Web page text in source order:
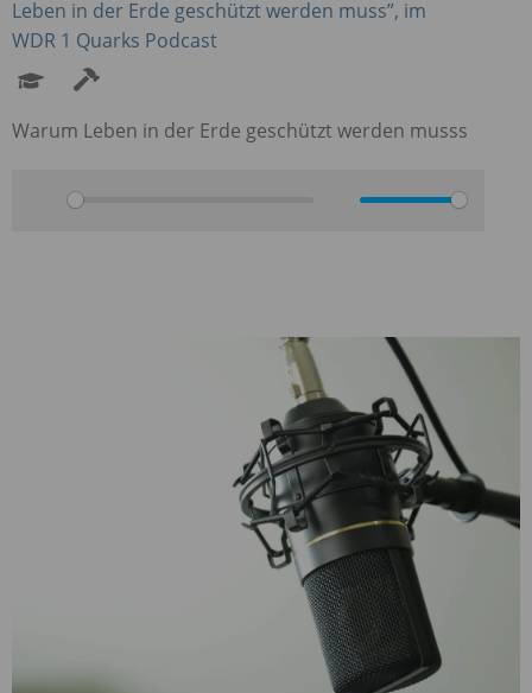
Leben in der Erde geschützt werden muss”, im
WDR 1 Quarks Podcast
Warum Leben in der Erde geschützt werden musss